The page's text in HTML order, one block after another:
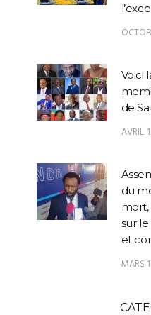
Voici
de
AVRIL
du
sur
et
MARS